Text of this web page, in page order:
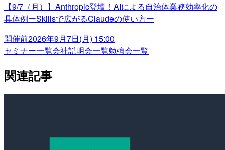
【9/7（月）】Anthropic登壇！AIによる自治体業務効率化の
具体例ーSkillsで広がるClaudeの使い方ー
開催前2026年9月7日(月) 15:00
セミナー一覧会社説明会一覧勉強会一覧
関連記事